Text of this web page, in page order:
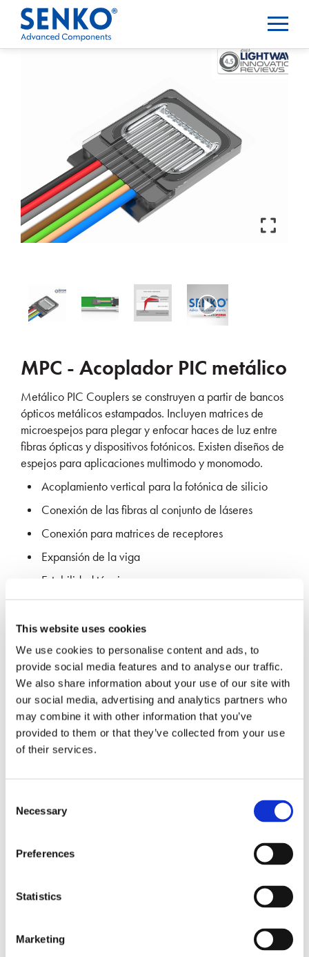
This website uses cookies
We use cookies to personalise content and ads, to
provide social media features and to analyse our traffic.
We also share information about your use of our site with
our social media, advertising and analytics partners who
may combine it with other information that you’ve
provided to them or that they’ve collected from your use
of their services.
Selection
Necessary
Preferences
Statistics
Marketing
MPC - Acoplador PIC metálico
Metálico PIC Couplersse construyen a partir de bancos
ópticos metálicos estampados. Incluyen matrices de
microespejos para plegar y enfocar haces de luz entre
fibras ópticas y dispositivos fotónicos. Existen diseños de
espejos para aplicaciones multimodo y monomodo.
Acoplamiento vertical para la fotónica de silicio
Conexión de las fibras al conjunto de láseres
Conexión para matrices de receptores
Expansión de la viga
Estabilidad térmica
Los espejos son de diseño óptico personalizable
(Este producto está sujeto a las leyes de control de
exportaciones de Estados Unidos).
SOLICITAR MÁS INFORMACIÓN
Documentos